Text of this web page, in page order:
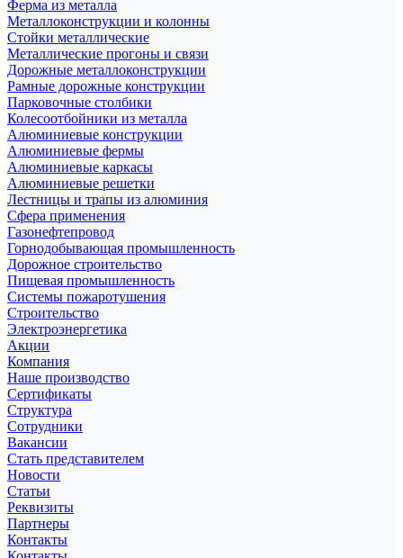
Ферма из металла
Металлоконструкции и колонны
Стойки металлические
Металлические прогоны и связи
Дорожные металлоконструкции
Рамные дорожные конструкции
Парковочные столбики
Колесоотбойники из металла
Алюминиевые конструкции
Алюминиевые фермы
Алюминиевые каркасы
Алюминиевые решетки
Лестницы и трапы из алюминия
Сфера применения
Газонефтепровод
Горнодобывающая промышленность
Дорожное строительство
Пищевая промышленность
Системы пожаротушения
Строительство
Электроэнергетика
Акции
Компания
Наше производство
Сертификаты
Структура
Сотрудники
Вакансии
Стать представителем
Новости
Статьи
Реквизиты
Партнеры
Контакты